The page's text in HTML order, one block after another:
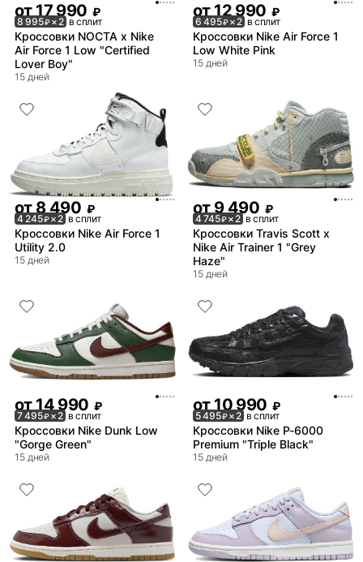
от17 990 ₽
8 995₽× 2 в сплит
Кроссовки NOCTA x Nike
Air Force 1 Low "Certified
Lover Boy"
15 дней
от12 990 ₽
6 495₽× 2 в сплит
Кроссовки Nike Air Force 1
Low White Pink
15 дней
от8 490 ₽
4 245₽× 2 в сплит
Кроссовки Nike Air Force 1
Utility 2.0
15 дней
от9 490 ₽
4 745₽× 2 в сплит
Кроссовки Travis Scott x
Nike Air Trainer 1 "Grey
Haze"
15 дней
от 14 990 ₽
7 495₽× 2 в сплит
Кроссовки Nike Dunk Low
"Gorge Green"
15 дней
от 10 990 ₽
5 495₽× 2 в сплит
Кроссовки Nike P-6000
Premium "Triple Black"
15 дней